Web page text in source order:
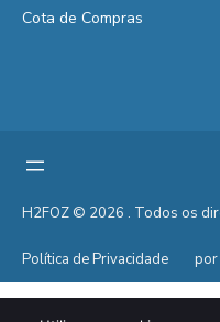
Cota de Compras
H2FOZ © 2026 . Todos os
Política de Privacidade por